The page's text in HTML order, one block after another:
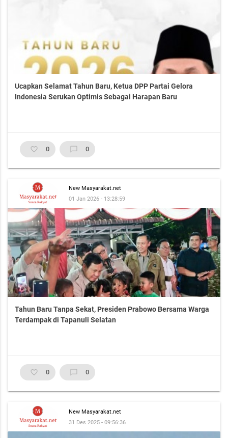
Ucapkan Selamat Tahun Baru, Ketua DPP Partai Gelora
Indonesia Serukan Optimis Sebagai Harapan Baru
favorite_border 0 chat_bubble_outline 0
New Masyarakat.net
01 Jan 2026 - 13:28:59
Tahun Baru Tanpa Sekat, Presiden Prabowo Bersama Warga
Terdampak di Tapanuli Selatan
favorite_border 0 chat_bubble_outline 0
New Masyarakat.net
31 Des 2025 - 09:56:36